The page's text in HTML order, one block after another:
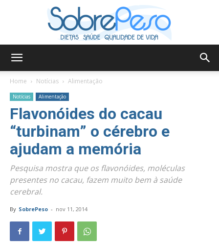
Peso
Home Notícias Alimentação
Notícias Alimentação
Flavonóides do cacau
“turbinam” o cérebro e
ajudam a memória
Pesquisa mostra que os flavonóides, moléculas
presentes no cacau, fazem muito bem à saúde
cerebral.
By SobrePeso - nov 11, 2014